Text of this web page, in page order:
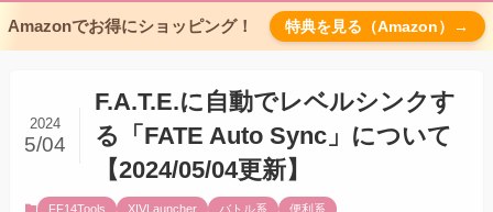
Amazonでお得にショッピング！ 特典を見る（Amazon）→
F.A.T.E.に自動でレベルシンクす
る「FATE Auto Sync」について
【2024/05/04更新】
2024
5/04
FF14Tools XIVLauncher バトル系 便利系
概要
システムからDalamud設定を開く
「すべてのプラグイン」から検索しインストー
ル
F.A.T.E.周回のときはストレスフリーになりそう